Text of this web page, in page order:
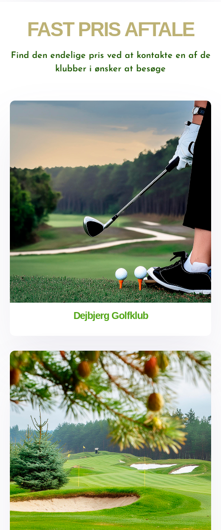
FAST PRIS AFTALE
Find den endelige pris ved at kontakte en af de
klubber i ønsker at besøge
Dejbjerg Golfklub